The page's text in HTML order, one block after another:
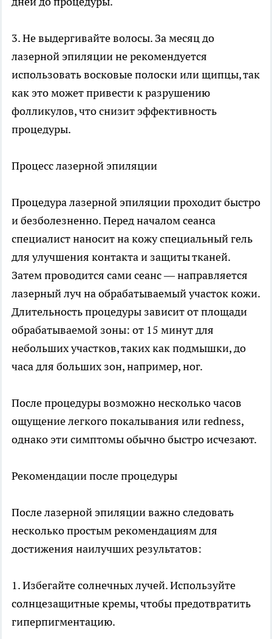
3. Не выдергивайте волосы. За месяц до
лазерной эпиляции не рекомендуется
использовать восковые полоски или щипцы, так
как это может привести к разрушению
фолликулов, что снизит эффективность
процедуры.
Процесс лазерной эпиляции
Процедура лазерной эпиляции проходит быстро
и безболезненно. Перед началом сеанса
специалист наносит на кожу специальный гель
для улучшения контакта и защиты тканей.
Затем проводится сами сеанс — направляется
лазерный луч на обрабатываемый участок кожи.
Длительность процедуры зависит от площади
обрабатываемой зоны: от 15 минут для
небольших участков, таких как подмышки, до
часа для больших зон, например, ног.
После процедуры возможно несколько часов
ощущение легкого покалывания или redness,
однако эти симптомы обычно быстро исчезают.
Рекомендации после процедуры
После лазерной эпиляции важно следовать
несколько простым рекомендациям для
достижения наилучших результатов:
1. Избегайте солнечных лучей. Используйте
солнцезащитные кремы, чтобы предотвратить
гиперпигментацию.